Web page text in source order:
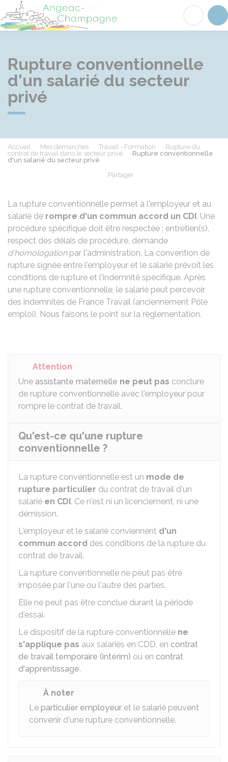
Angeac-Champagne
Rupture conventionnelle
d'un salarié du secteur
privé
Accueil Mes démarches Travail - Formation
Rupture du
contrat de travail dans le secteur privé
Rupture conventionnelle
d'un salarié du secteur privé
Partager
La rupture conventionnelle permet à l'employeur et au
salarié de rompre d'un commun accord un CDI. Une
procédure spécifique doit être respectée : entretien(s),
respect des délais de procédure, demande
d'homologationpar l'administration. La convention de
rupture signée entre l'employeur et le salarié prévoit les
conditions de rupture et l'indemnité spécifique. Après
une rupture conventionnelle, le salarié peut percevoir
des indemnités de France Travail (anciennement Pôle
emploi). Nous faisons le point sur la règlementation.
Attention
Une assistante maternelle ne peut pas conclure
de rupture conventionnelle avec l'employeur pour
rompre le contrat de travail.
Qu'est-ce qu'une rupture
conventionnelle ?
La rupture conventionnelle est un mode de
rupture particulier du contrat de travail d'un
salarié en CDI. Ce n'est ni un licenciement, ni une
démission.
L'employeur et le salarié conviennent d'un
commun accord des conditions de la rupture du
contrat de travail.
La rupture conventionnelle ne peut pas être
imposée par l'une ou l'autre des parties.
Elle ne peut pas être conclue durant la période
d'essai.
Le dispositif de la rupture conventionnelle ne
s'applique pas aux salariés en CDD, en contrat
de travail temporaire (intérim) ou en contrat
d'apprentissage.
À noter
Le particulier employeur et le salarié peuvent
convenir d'une rupture conventionnelle.